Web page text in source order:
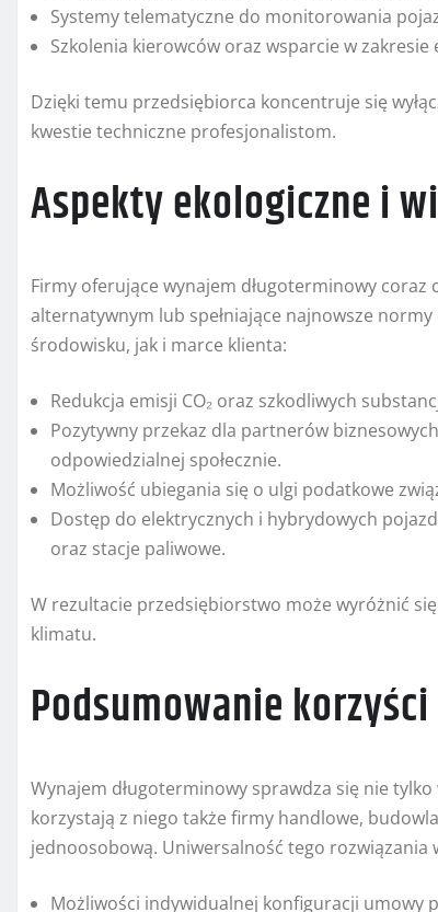
Systemy telematyczne do monitorowania
Szkolenia kierowców oraz wsparcie w
Dzięki temu przedsiębiorca koncentruje się
kwestie techniczne profesjonalistom.
Aspekty ekologiczne i
Firmy oferujące wynajem długoterminowy
alternatywnym lub spełniające najnowsze
środowisku, jak i marce klienta:
Redukcja emisji CO₂ oraz szkodliwych
Pozytywny przekaz dla partnerów
odpowiedzialnej społecznie.
Możliwość ubiegania się o ulgi podatkowe
Dostęp do elektrycznych i hybrydowych
oraz stacje paliwowe.
W rezultacie przedsiębiorstwo może wyróżnić
klimatu.
Podsumowanie
Wynajem długoterminowy sprawdza się nie
korzystają z niego także firmy handlowe,
jednoosobową. Uniwersalność tego rozwiązania
Możliwości indywidualnej konfiguracji umowy